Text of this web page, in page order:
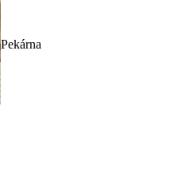
Pekárna